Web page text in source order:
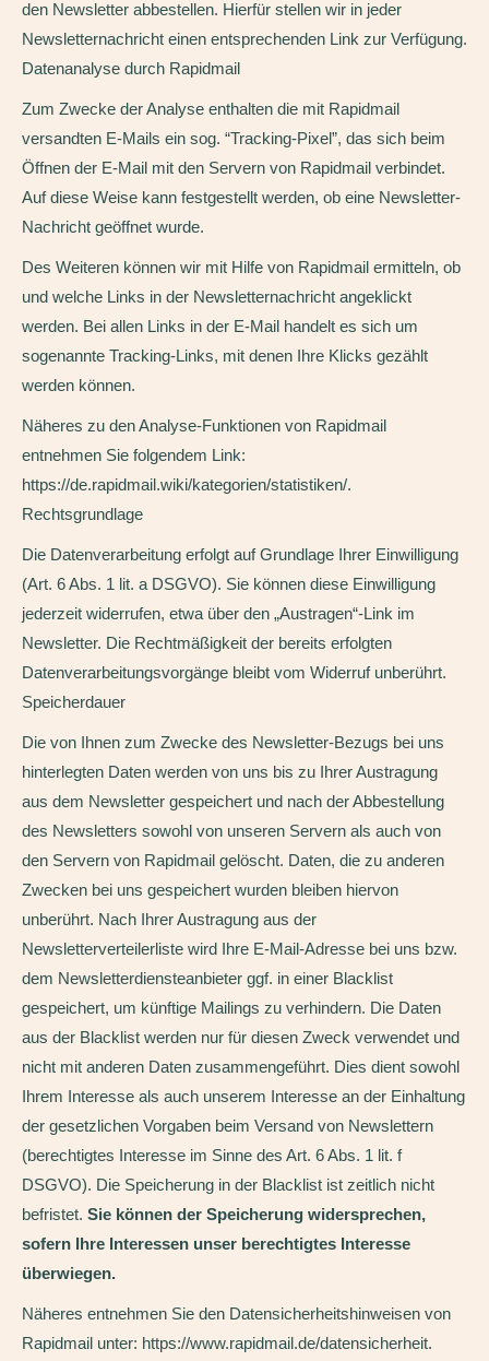
den Newsletter abbestellen. Hierfür stellen wir in jeder
Newsletternachricht einen entsprechenden Link zur Verfügung.
Datenanalyse durch Rapidmail
Zum Zwecke der Analyse enthalten die mit Rapidmail
versandten E-Mails ein sog. “Tracking-Pixel”, das sich beim
Öffnen der E-Mail mit den Servern von Rapidmail verbindet.
Auf diese Weise kann festgestellt werden, ob eine Newsletter-
Nachricht geöffnet wurde.
Des Weiteren können wir mit Hilfe von Rapidmail ermitteln, ob
und welche Links in der Newsletternachricht angeklickt
werden. Bei allen Links in der E-Mail handelt es sich um
sogenannte Tracking-Links, mit denen Ihre Klicks gezählt
werden können.
Näheres zu den Analyse-Funktionen von Rapidmail
entnehmen Sie folgendem Link:
https://de.rapidmail.wiki/kategorien/statistiken/.
Rechtsgrundlage
Die Datenverarbeitung erfolgt auf Grundlage Ihrer Einwilligung
(Art. 6 Abs. 1 lit. a DSGVO). Sie können diese Einwilligung
jederzeit widerrufen, etwa über den „Austragen“-Link im
Newsletter. Die Rechtmäßigkeit der bereits erfolgten
Datenverarbeitungsvorgänge bleibt vom Widerruf unberührt.
Speicherdauer
Die von Ihnen zum Zwecke des Newsletter-Bezugs bei uns
hinterlegten Daten werden von uns bis zu Ihrer Austragung
aus dem Newsletter gespeichert und nach der Abbestellung
des Newsletters sowohl von unseren Servern als auch von
den Servern von Rapidmail gelöscht. Daten, die zu anderen
Zwecken bei uns gespeichert wurden bleiben hiervon
unberührt. Nach Ihrer Austragung aus der
Newsletterverteilerliste wird Ihre E-Mail-Adresse bei uns bzw.
dem Newsletterdiensteanbieter ggf. in einer Blacklist
gespeichert, um künftige Mailings zu verhindern. Die Daten
aus der Blacklist werden nur für diesen Zweck verwendet und
nicht mit anderen Daten zusammengeführt. Dies dient sowohl
Ihrem Interesse als auch unserem Interesse an der Einhaltung
der gesetzlichen Vorgaben beim Versand von Newslettern
(berechtigtes Interesse im Sinne des Art. 6 Abs. 1 lit. f
DSGVO). Die Speicherung in der Blacklist ist zeitlich nicht
befristet. Sie können der Speicherung widersprechen,
sofern Ihre Interessen unser berechtigtes Interesse
überwiegen.
Näheres entnehmen Sie den Datensicherheitshinweisen von
Rapidmail unter: https://www.rapidmail.de/datensicherheit.